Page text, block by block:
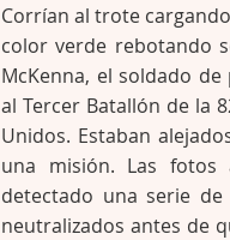
Corrían al trote
color verde rebotando
McKenna, el soldado
al Tercer Batallón de la
Unidos. Estaban
una misión. Las fotos
detectado una serie
neutralizados antes de